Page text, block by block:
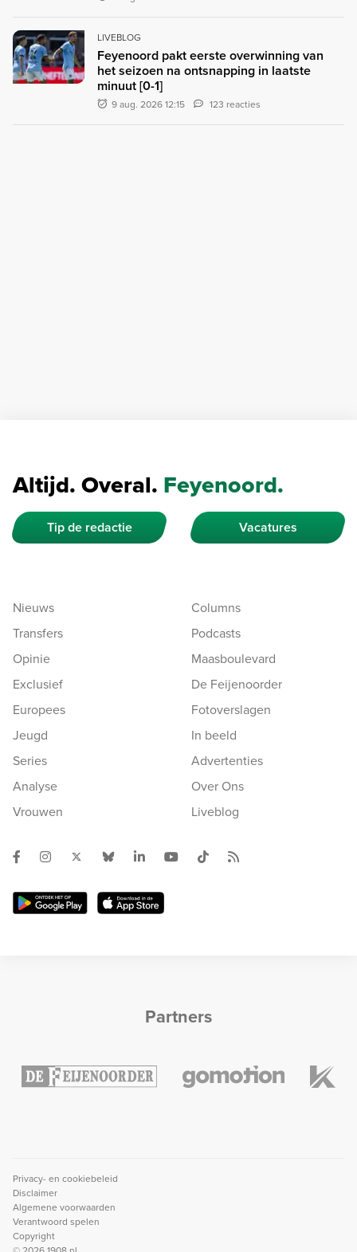
LIVEBLOG
Feyenoord pakt eerste overwinning van
het seizoen na ontsnapping in laatste
minuut [0-1]
9 aug. 2026 12:15 123 reacties
Altijd. Overal. Feyenoord.
Tip de redactie Vacatures
Nieuws
Transfers
Opinie
Exclusief
Europees
Jeugd
Series
Analyse
Vrouwen
Columns
Podcasts
Maasboulevard
De Feijenoorder
Fotoverslagen
In beeld
Advertenties
Over Ons
Liveblog
Partners
Privacy- en cookiebeleid
Disclaimer
Algemene voorwaarden
Verantwoord spelen
Copyright